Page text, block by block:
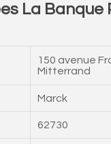
La Banque
150 avenue
Mitterrand
Marck
62730